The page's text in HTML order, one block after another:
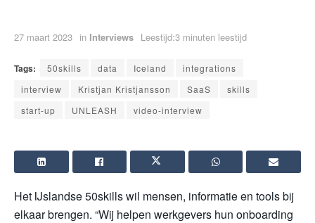
27 maart 2023 in Interviews Leestijd:3 minuten leestijd
Tags: 50skills data Iceland
integrations
interview
Kristjan Kristjansson SaaS
skills
start-up
UNLEASH video-interview
Het IJslandse 50skills wil mensen, informatie en tools bij
elkaar brengen. “Wij helpen werkgevers hun onboarding